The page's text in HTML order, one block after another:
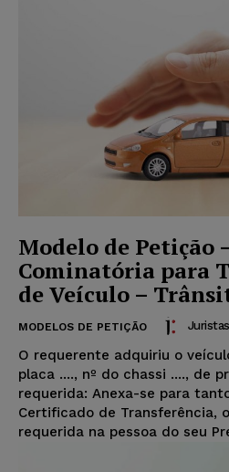
Modelo de Petição
Cominatória para
de Veículo –
MODELOS DE PETIÇÃO Juristas
O requerente adquiriu o
placa ...., nº do chassi ...., de
requerida: Anexa-se para
Certificado de Transferência,
requerida na pessoa do seu